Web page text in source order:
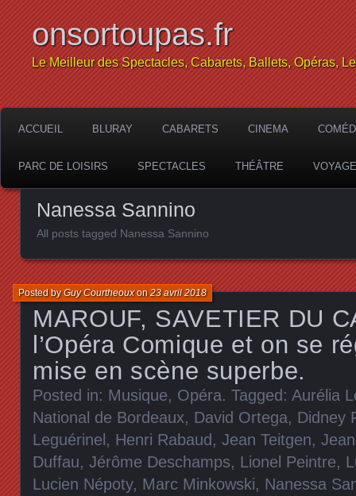
onsortoupas.fr
Le Meilleur des Spectacles, Cabarets, Ballets, Opéras,
ACCUEIL BLURAY CABARETS CINEMA
PARC DE LOISIRS SPECTACLES THÉÂTRE
Nanessa Sannino
All posts tagged Nanessa Sannino
MAROUF, SAVETIER DU
l’Opéra Comique et on se
mise en scène superbe.
Posted byGuy Courtheouxon23 avril 2018
Posted in: Musique, Opéra. Tagged: Aurélia
National de Bordeaux, David Ortega, Didney
Leguérinel, Henri Rabaud, Jean Teitgen,
Duffau, Jérôme Deschamps, Lionel Peintre,
Lucien Népoty, Marc Minkowski, Nanessa